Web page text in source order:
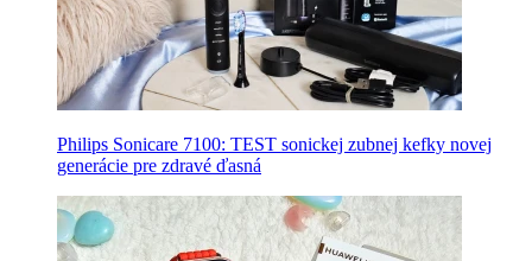
Philips Sonicare 7100: TEST sonickej zubnej kefky novej
generácie pre zdravé ďasná